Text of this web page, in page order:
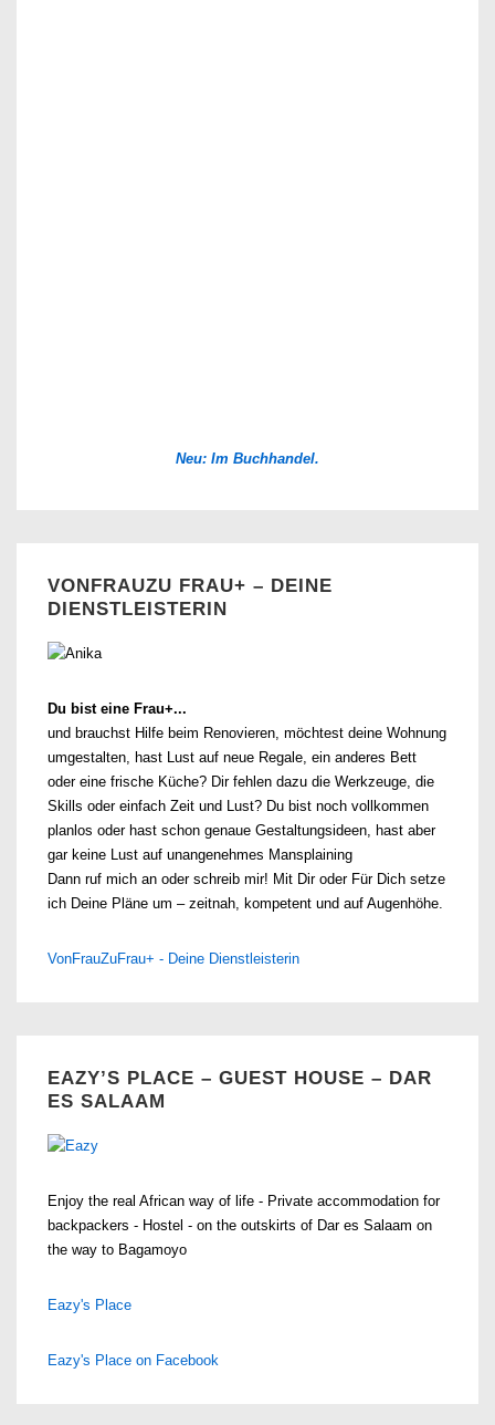
Neu: Im Buchhandel.
VONFRAUZU FRAU+ – DEINE
DIENSTLEISTERIN
Du bist eine Frau+...
und brauchst Hilfe beim Renovieren, möchtest deine Wohnung
umgestalten, hast Lust auf neue Regale, ein anderes Bett
oder eine frische Küche? Dir fehlen dazu die Werkzeuge, die
Skills oder einfach Zeit und Lust? Du bist noch vollkommen
planlos oder hast schon genaue Gestaltungsideen, hast aber
gar keine Lust auf unangenehmes Mansplaining
Dann ruf mich an oder schreib mir! Mit Dir oder Für Dich setze
ich Deine Pläne um – zeitnah, kompetent und auf Augenhöhe.
VonFrauZuFrau+ - Deine Dienstleisterin
EAZY’S PLACE – GUEST HOUSE – DAR
ES SALAAM
Enjoy the real African way of life - Private accommodation for
backpackers - Hostel - on the outskirts of Dar es Salaam on
the way to Bagamoyo
Eazy's Place
Eazy's Place on Facebook